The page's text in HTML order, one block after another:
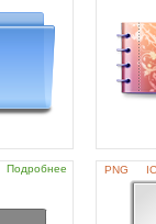
Подробнее PNG